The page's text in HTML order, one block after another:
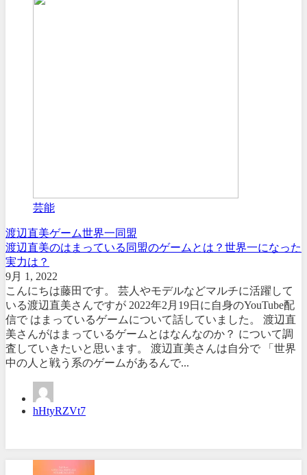
芸能
渡辺直美ゲーム世界一同盟
渡辺直美のはまっている同盟のゲームとは？世界一になった
実力は？
9月 1, 2022
こんにちは藤田です。 芸人やモデルなどマルチに活躍して
いる渡辺直美さんですが 2022年2月19日に自身のYouTube配
信で はまっているゲームについて話していました。 渡辺直
美さんがはまっているゲームとはなんなのか？ について調
査していきたいと思います。 渡辺直美さんは自分で 「世界
中の人と戦う系のゲームがあるんで...
hHtyRZVt7